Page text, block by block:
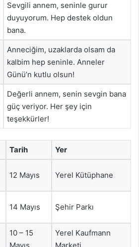
Sevgili annem, seninle gurur
duyuyorum. Hep destek oldun
bana.
Anneciğim, uzaklarda olsam da
kalbim hep seninle. Anneler
Günü’n kutlu olsun!
Değerli annem, senin sevgin bana
güç veriyor. Her şey için
teşekkürler!
Tarih Yer
12 Mayıs Yerel Kütüphane
14 Mayıs Şehir Parkı
10 – 15
Mayıs
Yerel Kaufmann
Marketi